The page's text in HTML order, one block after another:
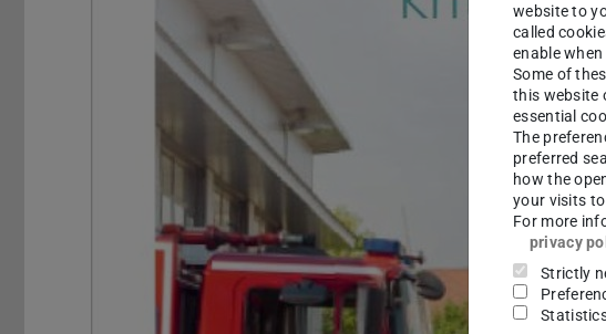
website to
called
enable
Some of
this website
essential
The
preferred
how the
your visits
For more
privacy
Strictly